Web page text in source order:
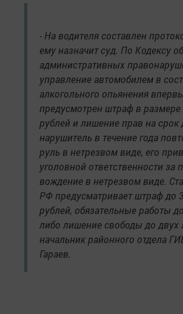
- На водителя составлен
ему назначит суд. По Кодексу об
административных
управление автомобилем в
алкогольного опьянения
предусмотрен штраф в размере
рублей и лишение прав на срок
нарушитель в течение года
руль в нетрезвом виде, его
уголовной ответственности за
вождение в нетрезвом виде.
РФ предусматривает штраф до
рублей, обязательные работы
либо лишение свободы до двух
начальник районного отдела
Гараев.